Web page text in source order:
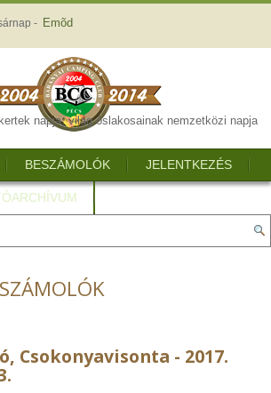
- Emõd
napja, világ őslakosainak nemzetközi napja
BESZÁMOLÓK JELENTKEZÉS
Csokonyavisonta - 2017.